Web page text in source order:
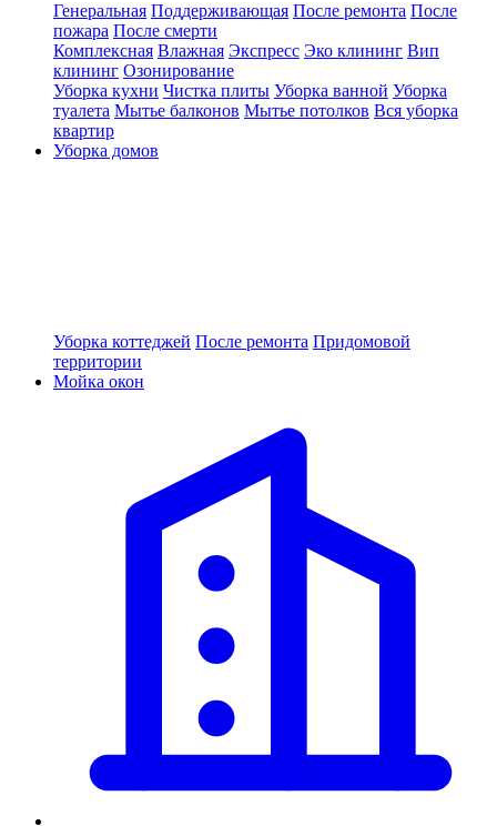
Генеральная Поддерживающая После ремонта После
пожара После смерти
Комплексная Влажная Экспресс Эко клининг Вип
клининг Озонирование
Уборка кухни Чистка плиты Уборка ванной Уборка
туалета Мытье балконов Мытье потолков Вся уборка
квартир
Уборка домов
Уборка коттеджей После ремонта Придомовой
территории
Мойка окон